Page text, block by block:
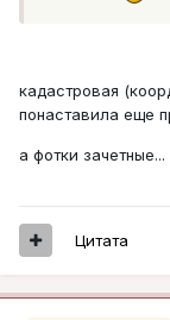
кадастровая
понаставила еще
а фотки
Цитата